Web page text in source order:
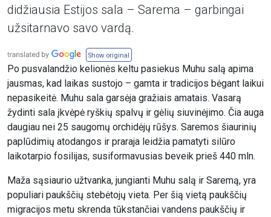
didžiausia Estijos sala – Sarema – garbingai
užsitarnavo savo vardą.
Show original
Po pusvalandžio kelionės keltu pasiekus Muhu salą apima
jausmas, kad laikas sustojo – gamta ir tradicijos bėgant laikui
nepasikeitė. Muhu sala garsėja gražiais amatais. Vasarą
žydinti sala įkvėpė ryškių spalvų ir gėlių siuvinėjimo. Čia auga
daugiau nei 25 saugomų orchidėjų rūšys. Saremos šiaurinių
paplūdimių atodangos ir praraja leidžia pamatyti silūro
laikotarpio fosilijas, susiformavusias beveik prieš 440 mln.
Maža sąsiaurio užtvanka, jungianti Muhu salą ir Saremą, yra
populiari paukščių stebėtojų vieta. Per šią vietą paukščių
migracijos metu skrenda tūkstančiai vandens paukščių ir